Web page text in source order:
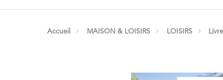
Accueil MAISON & LOISIRS LOISIRS